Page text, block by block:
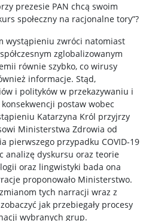
prezesie PAN chcą swoim
społeczny na racjonalne tory”?
wystąpieniu zwróci natomiast
zglobalizowanym
równie szybko, co wirusy
informacje. Stąd,
i polityków w przekazywaniu i
postaw wobec
Katarzyna Król przyjrzy
Ministerstwa Zdrowia od
pierwszego przypadku COVID-19
analizę dyskursu oraz teorie
oraz lingwistyki bada ona
proponowało Ministerstwo.
tych narracji wraz z
jak przebiegały procesy
wybranych grup.